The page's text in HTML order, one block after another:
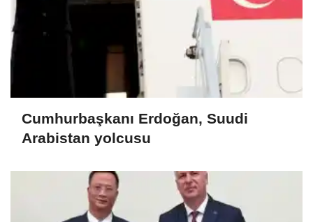
Cumhurbaşkanı Erdoğan, Suudi
Arabistan yolcusu